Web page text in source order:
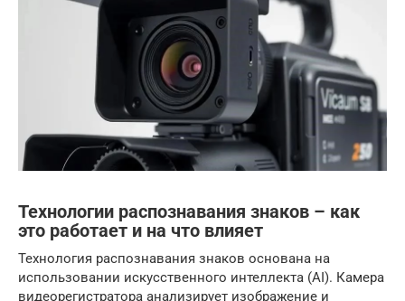
Технологии распознавания знаков – как
это работает и на что влияет
Технология распознавания знаков основана на
использовании искусственного интеллекта (AI). Камера
видеорегистратора анализирует изображение и